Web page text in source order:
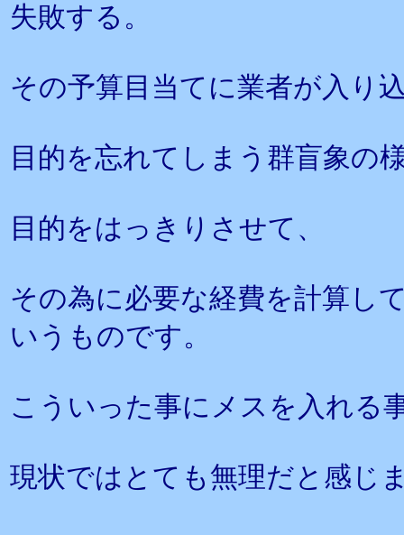
失敗する。
その予算目当てに業者が入り
目的を忘れてしまう群盲象の
目的をはっきりさせて、
その為に必要な経費を計算し
いうものです。
こういった事にメスを入れる
現状ではとても無理だと感じ